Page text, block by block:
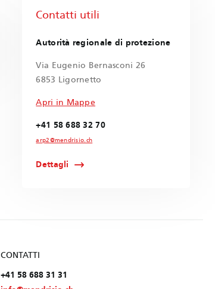
Contatti utili
Autorità regionale di protezione
Via Eugenio Bernasconi 26
6853 Ligornetto
Apri in Mappe
+41 58 688 32 70
arp2@mendrisio.ch
Dettagli
CONTATTI
+41 58 688 31 31